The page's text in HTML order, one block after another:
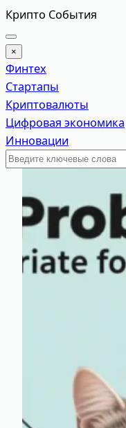
Перейти
к
содержимому
Крипто События
×
Финтех
Стартапы
Криптовалюты
Цифровая экономика
Инновации
Поиск